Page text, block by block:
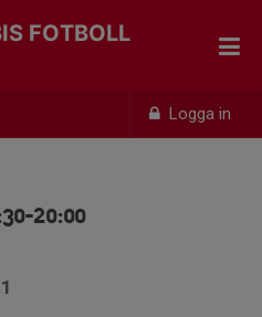
Logga in
FOTBOLL
20:00